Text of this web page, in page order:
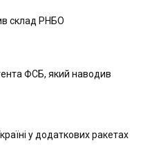
склад РНБО
ФСБ, який наводив
у додаткових ракетах